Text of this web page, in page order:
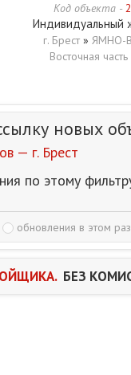
Код объекта -
Индивидуальный
г. Брест » ЯМНО-
Восточная
новых
— г. Брест
по этому
обновления в этом
БЕЗ